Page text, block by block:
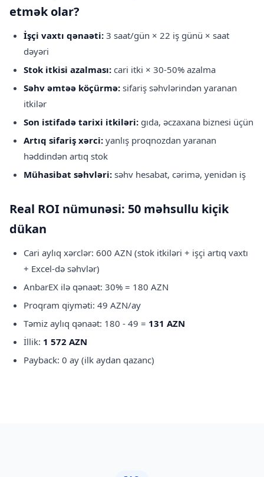
etmək olar?
İşçi vaxtı qənaəti: 3 saat/gün × 22 iş günü × saat
dəyəri
Stok itkisi azalması: cari itki × 30-50% azalma
Səhv əmtəə köçürmə: sifariş səhvlərindən yaranan
itkilər
Son istifadə tarixi itkiləri: gıda, əczaxana biznesi üçün
Artıq sifariş xərci: yanlış proqnozdan yaranan
həddindən artıq stok
Mühasibat səhvləri: səhv hesabat, cərimə, yenidən iş
Real ROI nümunəsi: 50 məhsullu kiçik
dükan
Cari aylıq xərclər: 600 AZN (stok itkiləri + işçi artıq vaxtı
+ Excel-də səhvlər)
AnbarEX ilə qənaət: 30% = 180 AZN
Proqram qiyməti: 49 AZN/ay
Təmiz aylıq qənaət: 180 - 49 = 131 AZN
İllik: 1 572 AZN
Payback: 0 ay (ilk aydan qazanc)